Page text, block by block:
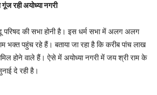
रही अयोध्या नगरी
परिषद की सभा होनी है। इस धर्म सभा में अलग अलग
भक्त पहुंच रहे हैं। बताया जा रहा है कि करीब पांच लाख
होने वाले हैं। ऐसे में अयोध्या नगरी में जय श्री राम के
दे रही है।